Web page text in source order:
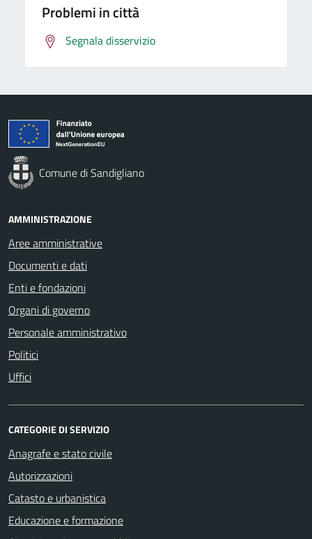
Problemi in città
Segnala disservizio
Comune di Sandigliano
AMMINISTRAZIONE
Aree amministrative
Documenti e dati
Enti e fondazioni
Organi di governo
Personale amministrativo
Politici
Uffici
CATEGORIE DI SERVIZIO
Anagrafe e stato civile
Autorizzazioni
Catasto e urbanistica
Educazione e formazione